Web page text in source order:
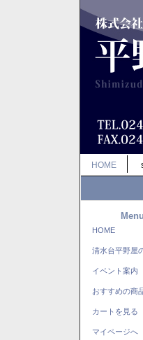
HOME
Menu
HOME
清水台平野屋
イベント案内
おすすめの商
カートを見る
マイページへ